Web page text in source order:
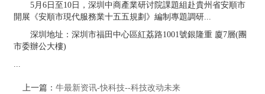
5月6日至10日，深圳中商產業研讨院課題組赴貴州省安順市
開展《安順市現代服務業十五五規劃》編制專題調研...
深圳地址：深圳市福田中心區紅荔路1001號銀隆重 廈7層(團
市委辦公大樓)
...
上一篇：牛最新资讯-快科技--科技改动未来